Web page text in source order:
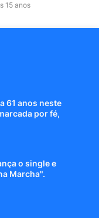
15 anos
61 anos neste
por fé,
o single e
Marcha".